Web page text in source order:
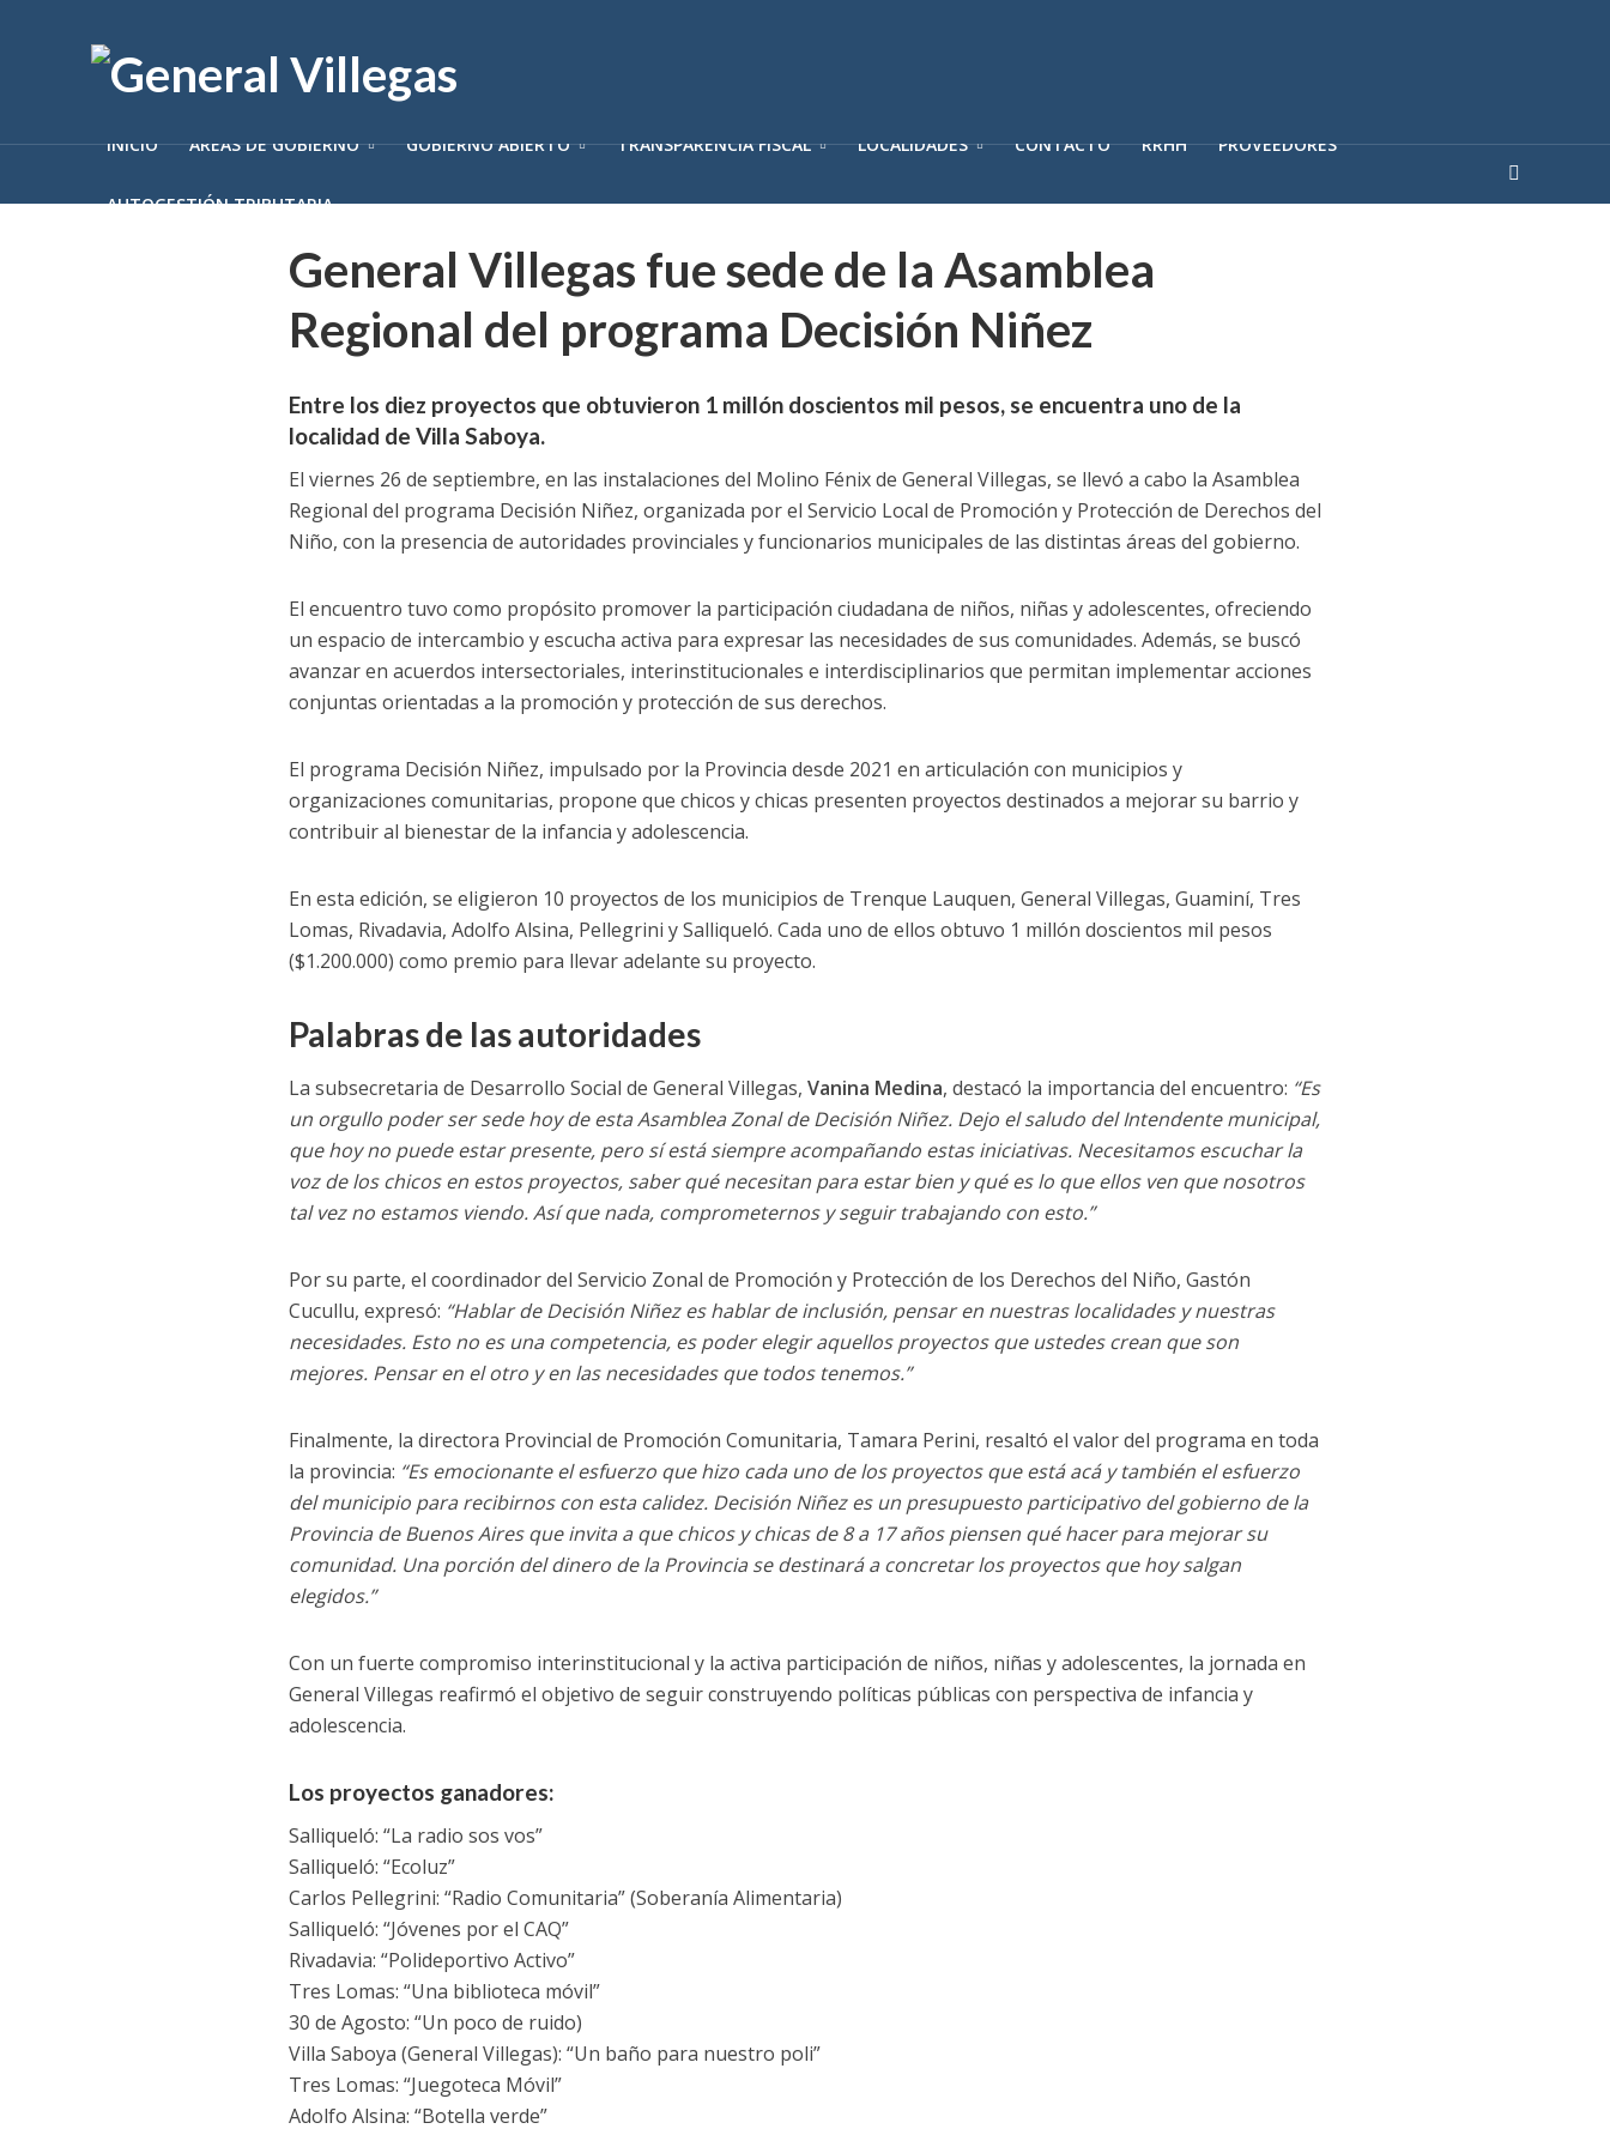
INICIO ÁREAS DE GOBIERNO GOBIERNO ABIERTO TRANSPARENCIA FISCAL LOCALIDADES CONTACTO RRHH PROVEEDORES
AUTOGESTIÓN TRIBUTARIA
General Villegas fue sede de la Asamblea
Regional del programa Decisión Niñez
Entre los diez proyectos que obtuvieron 1 millón doscientos mil pesos, se encuentra uno de la
localidad de Villa Saboya.
El viernes 26 de septiembre, en las instalaciones del Molino Fénix de General Villegas, se llevó a cabo la Asamblea
Regional del programa Decisión Niñez, organizada por el Servicio Local de Promoción y Protección de Derechos del
Niño, con la presencia de autoridades provinciales y funcionarios municipales de las distintas áreas del gobierno.
El encuentro tuvo como propósito promover la participación ciudadana de niños, niñas y adolescentes, ofreciendo
un espacio de intercambio y escucha activa para expresar las necesidades de sus comunidades. Además, se buscó
avanzar en acuerdos intersectoriales, interinstitucionales e interdisciplinarios que permitan implementar acciones
conjuntas orientadas a la promoción y protección de sus derechos.
El programa Decisión Niñez, impulsado por la Provincia desde 2021 en articulación con municipios y
organizaciones comunitarias, propone que chicos y chicas presenten proyectos destinados a mejorar su barrio y
contribuir al bienestar de la infancia y adolescencia.
En esta edición, se eligieron 10 proyectos de los municipios de Trenque Lauquen, General Villegas, Guaminí, Tres
Lomas, Rivadavia, Adolfo Alsina, Pellegrini y Salliqueló. Cada uno de ellos obtuvo 1 millón doscientos mil pesos
($1.200.000) como premio para llevar adelante su proyecto.
Palabras de las autoridades
La subsecretaria de Desarrollo Social de General Villegas, Vanina Medina, destacó la importancia del encuentro: “Es
un orgullo poder ser sede hoy de esta Asamblea Zonal de Decisión Niñez. Dejo el saludo del Intendente municipal,
que hoy no puede estar presente, pero sí está siempre acompañando estas iniciativas. Necesitamos escuchar la
voz de los chicos en estos proyectos, saber qué necesitan para estar bien y qué es lo que ellos ven que nosotros
tal vez no estamos viendo. Así que nada, comprometernos y seguir trabajando con esto.”
Por su parte, el coordinador del Servicio Zonal de Promoción y Protección de los Derechos del Niño, Gastón
Cucullu, expresó: “Hablar de Decisión Niñez es hablar de inclusión, pensar en nuestras localidades y nuestras
necesidades. Esto no es una competencia, es poder elegir aquellos proyectos que ustedes crean que son
mejores. Pensar en el otro y en las necesidades que todos tenemos.”
Finalmente, la directora Provincial de Promoción Comunitaria, Tamara Perini, resaltó el valor del programa en toda
la provincia: “Es emocionante el esfuerzo que hizo cada uno de los proyectos que está acá y también el esfuerzo
del municipio para recibirnos con esta calidez. Decisión Niñez es un presupuesto participativo del gobierno de la
Provincia de Buenos Aires que invita a que chicos y chicas de 8 a 17 años piensen qué hacer para mejorar su
comunidad. Una porción del dinero de la Provincia se destinará a concretar los proyectos que hoy salgan
elegidos.”
Con un fuerte compromiso interinstitucional y la activa participación de niños, niñas y adolescentes, la jornada en
General Villegas reafirmó el objetivo de seguir construyendo políticas públicas con perspectiva de infancia y
adolescencia.
Los proyectos ganadores:
Salliqueló: “La radio sos vos”
Salliqueló: “Ecoluz”
Carlos Pellegrini: “Radio Comunitaria” (Soberanía Alimentaria)
Salliqueló: “Jóvenes por el CAQ”
Rivadavia: “Polideportivo Activo”
Tres Lomas: “Una biblioteca móvil”
30 de Agosto: “Un poco de ruido)
Villa Saboya (General Villegas): “Un baño para nuestro poli”
Tres Lomas: “Juegoteca Móvil”
Adolfo Alsina: “Botella verde”